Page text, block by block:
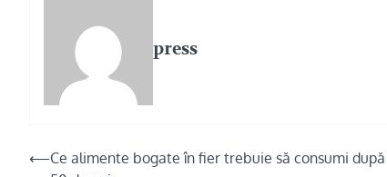
press
Navigare
⟵Ce alimente bogate în fier trebuie să consumi